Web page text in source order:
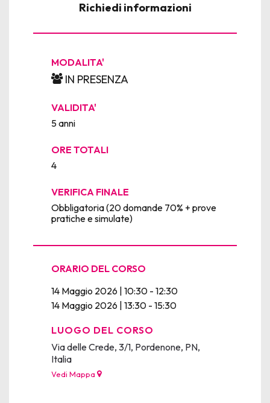
Richiedi informazioni
MODALITA'
IN PRESENZA
VALIDITA'
5 anni
ORE TOTALI
4
VERIFICA FINALE
Obbligatoria (20 domande 70% + prove
pratiche e simulate)
ORARIO DEL CORSO
14 Maggio 2026 | 10:30 - 12:30
14 Maggio 2026 | 13:30 - 15:30
LUOGO DEL CORSO
Via delle Crede, 3/1, Pordenone, PN,
Italia
Vedi Mappa